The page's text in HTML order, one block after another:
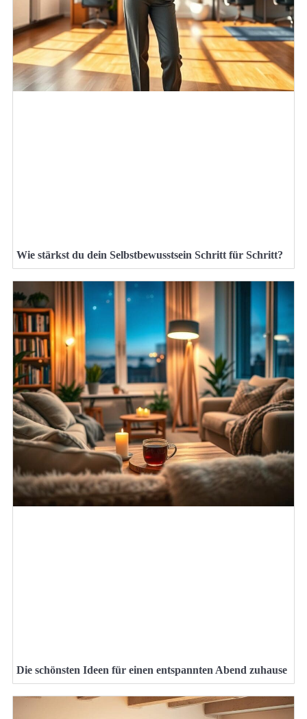
Wie stärkst du dein Selbstbewusstsein Schritt für Schritt?
Die schönsten Ideen für einen entspannten Abend zuhause